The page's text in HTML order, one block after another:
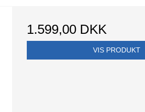
1.599,00 DKK
VIS PRODUKT